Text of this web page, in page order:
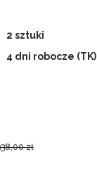
2 sztuki
4 dni robocze (TK)
zł